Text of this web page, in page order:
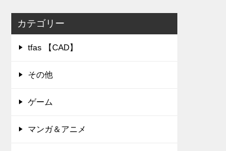
カテゴリー
tfas 【CAD】
その他
ゲーム
マンガ＆アニメ